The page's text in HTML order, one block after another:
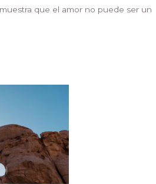
que el amor no puede ser un